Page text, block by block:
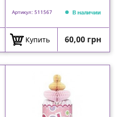
Артикул: 511567 В наличии
Купить Цена
60,00 грн